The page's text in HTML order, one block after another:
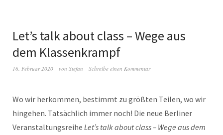
Let’s talk about class – Wege aus
dem Klassenkrampf
16. Februar 2020 von Stefan Schreibe einen Kommentar
Wo wir herkommen, bestimmt zu größten Teilen, wo wir
hingehen. Tatsächlich immer noch! Die neue Berliner
Veranstaltungsreihe Let’s talk about class – Wege aus dem